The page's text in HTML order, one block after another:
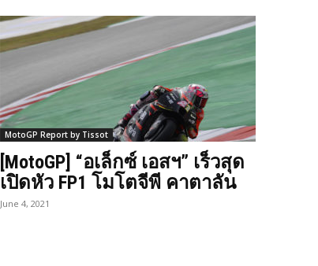
MotoGP Report by Tissot
[MotoGP] “อเล็กซ์ เอสฯ” เร็วสุด
เปิดหัว FP1 โมโตจีพี คาตาลัน
June 4, 2021